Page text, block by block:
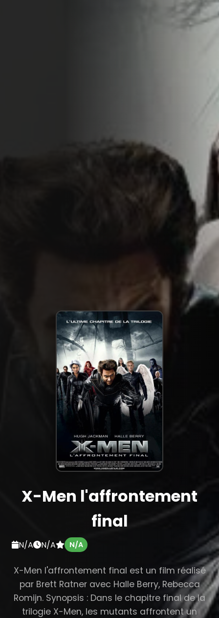
X-Men l'affrontement
final
N/A N/A N/A
X-Men l'affrontement final est un film réalisé
par Brett Ratner avec Halle Berry, Rebecca
Romijn. Synopsis : Dans le chapitre final de la
trilogie X-Men, les mutants affrontent un